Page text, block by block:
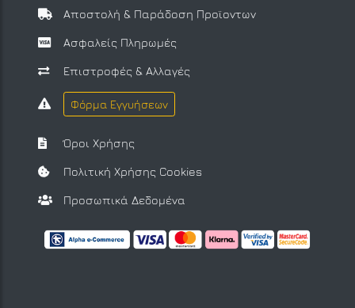
Αποστολή & Παράδοση Προϊοντων
Ασφαλείς Πληρωμές
Επιστροφές & Αλλαγές
Φόρμα Εγγυήσεων
Όροι Χρήσης
Πολιτική Χρήσης Cookies
Προσωπικά Δεδομένα